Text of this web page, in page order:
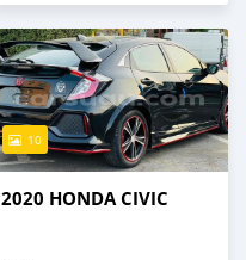
10
2020 HONDA CIVIC